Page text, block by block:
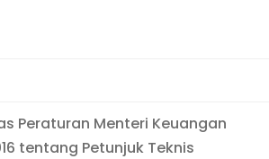
Peraturan Menteri Keuangan
tentang Petunjuk Teknis